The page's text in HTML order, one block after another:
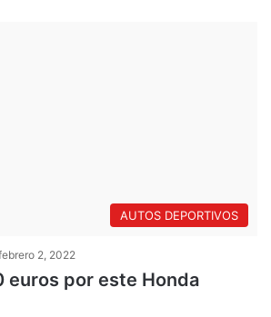
AUTOS DEPORTIVOS
2, 2022
euros por este Honda